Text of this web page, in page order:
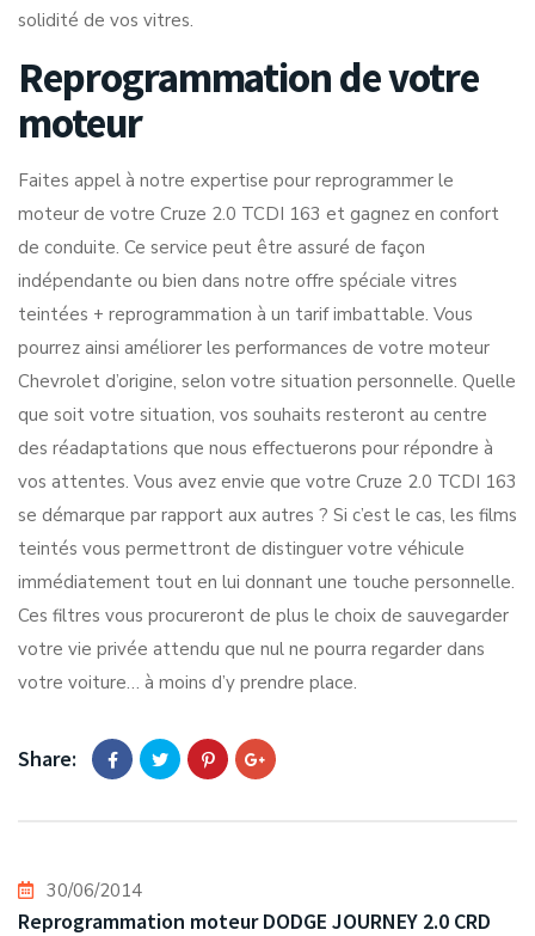
solidité de vos vitres.
Reprogrammation de votre
moteur
Faites appel à notre expertise pour reprogrammer le
moteur de votre Cruze 2.0 TCDI 163 et gagnez en confort
de conduite. Ce service peut être assuré de façon
indépendante ou bien dans notre offre spéciale vitres
teintées + reprogrammation à un tarif imbattable. Vous
pourrez ainsi améliorer les performances de votre moteur
Chevrolet d’origine, selon votre situation personnelle. Quelle
que soit votre situation, vos souhaits resteront au centre
des réadaptations que nous effectuerons pour répondre à
vos attentes. Vous avez envie que votre Cruze 2.0 TCDI 163
se démarque par rapport aux autres ? Si c’est le cas, les films
teintés vous permettront de distinguer votre véhicule
immédiatement tout en lui donnant une touche personnelle.
Ces filtres vous procureront de plus le choix de sauvegarder
votre vie privée attendu que nul ne pourra regarder dans
votre voiture… à moins d’y prendre place.
Share:
30/06/2014
Reprogrammation moteur DODGE JOURNEY 2.0 CRD